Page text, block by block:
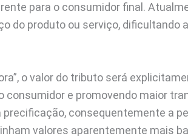
para o consumidor final.
do produto ou serviço, dificultando
o valor do tributo será
e promovendo maior
consequentemente a
valores aparentemente mais